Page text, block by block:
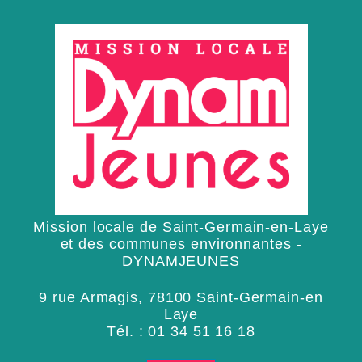
Mission locale de Saint-Germain-en-Laye
et des communes environnantes -
DYNAMJEUNES
9 rue Armagis, 78100 Saint-Germain-en
Laye
Tél. :01 34 51 16 18